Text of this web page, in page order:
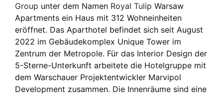
Group unter dem Namen Royal Tulip Warsaw
Apartments ein Haus mit 312 Wohneinheiten
eröffnet. Das Aparthotel befindet sich seit August
2022 im Gebäudekomplex Unique Tower im
Zentrum der Metropole. Für das Interior Design der
5-Sterne-Unterkunft arbeitete die Hotelgruppe mit
dem Warschauer Projektentwickler Marvipol
Development zusammen. Die Innenräume sind eine